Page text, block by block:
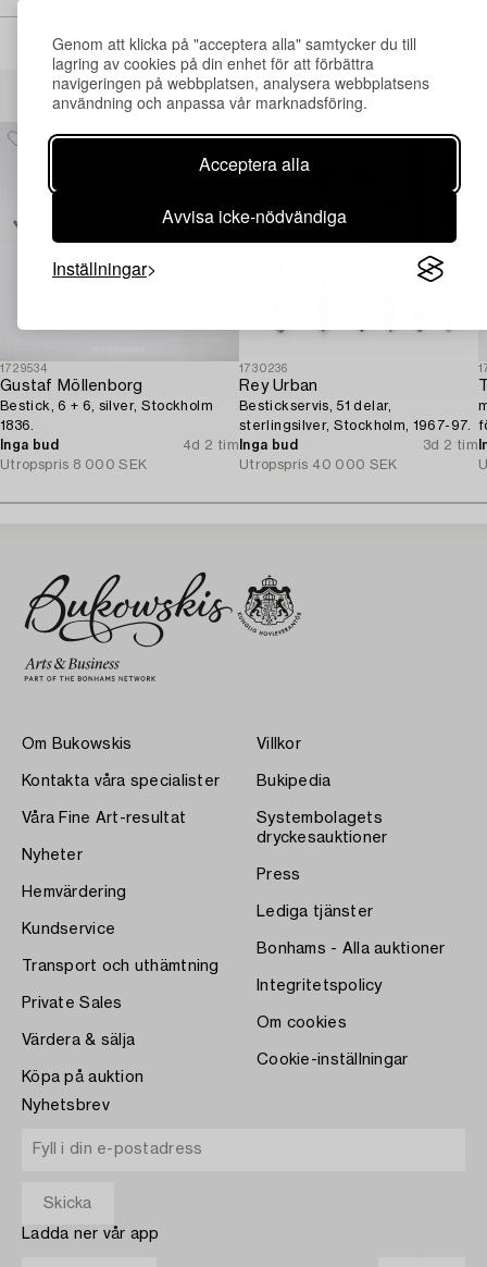
Genom att klicka på "acceptera alla" samtycker du till
lagring av cookies på din enhet för att förbättra
navigeringen på webbplatsen, analysera webbplatsens
användning och anpassa vår marknadsföring.
Acceptera alla
Avvisa icke-nödvändiga
Inställningar
Andra har även tittat på
1729534
Gustaf Möllenborg
Bestick, 6 + 6, silver, Stockholm
1836.
Inga bud
4d 2 tim
Utropspris 8 000 SEK
1730236
Rey Urban
Bestickservis, 51 delar,
sterlingsilver, Stockholm, 1967-97.
Inga bud
3d 2 tim
Utropspris 40 000 SEK
Om Bukowskis
Kontakta våra specialister
Våra Fine Art-resultat
Nyheter
Hemvärdering
Kundservice
Transport och uthämtning
Private Sales
Värdera & sälja
Köpa på auktion
Villkor
Bukipedia
Systembolagets
dryckesauktioner
Press
Lediga tjänster
Bonhams - Alla auktioner
Integritetspolicy
Om cookies
Cookie-inställningar
Nyhetsbrev
Ladda ner vår app